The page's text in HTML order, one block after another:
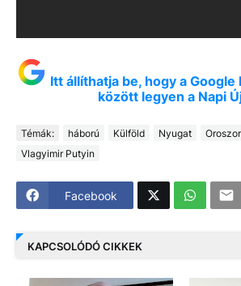
Itt állíthatja be, hogy a
között legyen a Napi
Témák: háború Külföld Nyugat
Vlagyimir Putyin
Facebook
KAPCSOLÓDÓ CIKKEK